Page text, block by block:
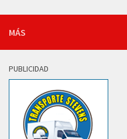
MÁS
PUBLICIDAD